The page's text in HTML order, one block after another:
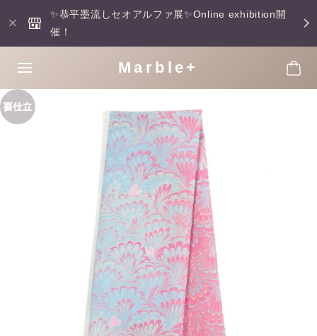
✨恭平墨流しセオアルファ展✨Online exhibition開
催！
Marble+